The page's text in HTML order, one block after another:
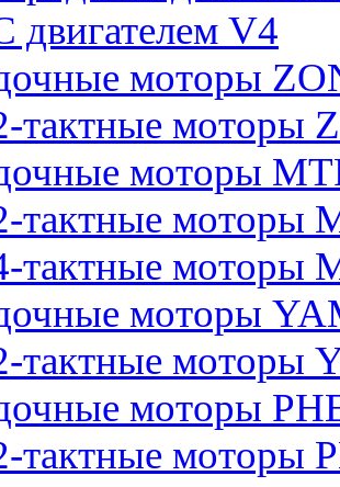
двигателем V4
моторы
тактные моторы
моторы
тактные моторы
тактные моторы
моторы
тактные моторы
моторы
тактные моторы